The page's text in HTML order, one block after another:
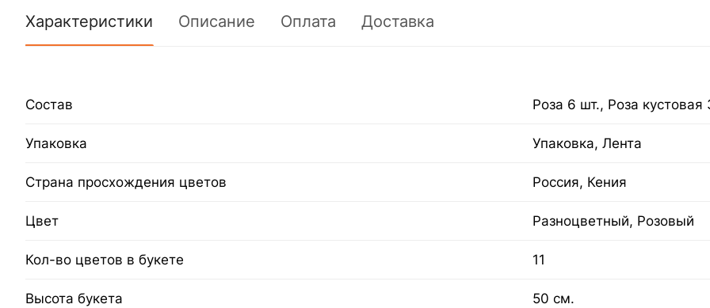
Характеристики Описание Оплата Доставка
Состав Роза 6 шт., Роза
Упаковка Упаковка, Лента
Страна просхождения цветов Россия, Кения
Цвет Разноцветный, Розовый
Кол-во цветов в букете 11
Высота букета 50 см.